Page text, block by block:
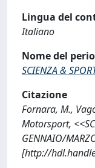
Lingua del
Italiano
Nome del
SCIENZA &
Citazione
Fornara, M.,
Motorsport,
GENNAIO/
[http://